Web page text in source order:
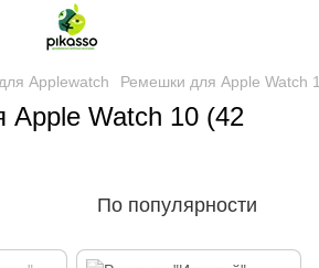
Applewatch Ремешки для Apple Watch
Watch 10 (42
По популярности